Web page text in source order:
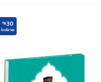
%30
İndirim